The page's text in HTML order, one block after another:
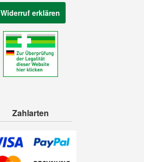
Widerruf erklären
Zahlarten